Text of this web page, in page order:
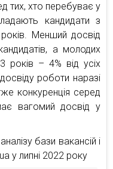
тих, хто перебуває у
кандидати з
Менший досвід
а молодих
років – 4% від усіх
роботи наразі
конкуренція серед
вагомий досвід у
бази вакансій і
у липні 2022 року